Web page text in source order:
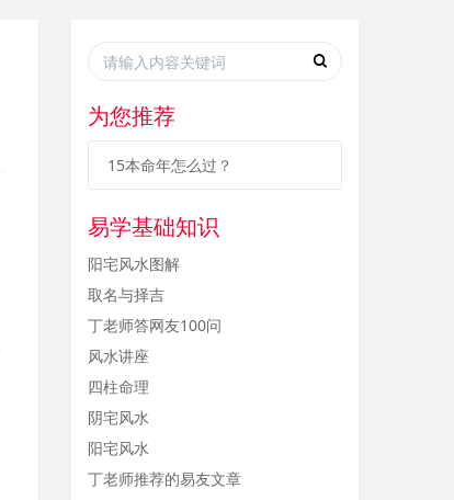
为您推荐
15本命年怎么过？
易学基础知识
阳宅风水图解
取名与择吉
丁老师答网友100问
风水讲座
四柱命理
阴宅风水
阳宅风水
丁老师推荐的易友文章